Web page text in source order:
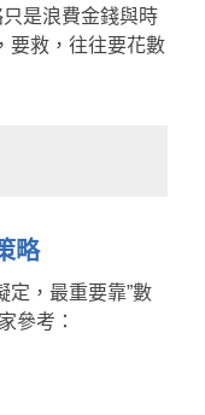
只是浪費金錢與時
要救，往往要花數
略
定，最重要靠”數
參考：